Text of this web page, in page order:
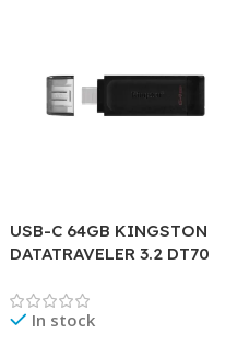
USB-C 64GB KINGSTON
DATATRAVELER 3.2 DT70
In stock